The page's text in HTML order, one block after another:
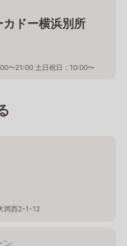
カドー横浜別所
〜21:00 土日祝日：10:00〜
岡西2-1-12
ン